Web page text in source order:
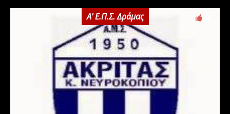
Α' Ε.Π.Σ. Δράμας